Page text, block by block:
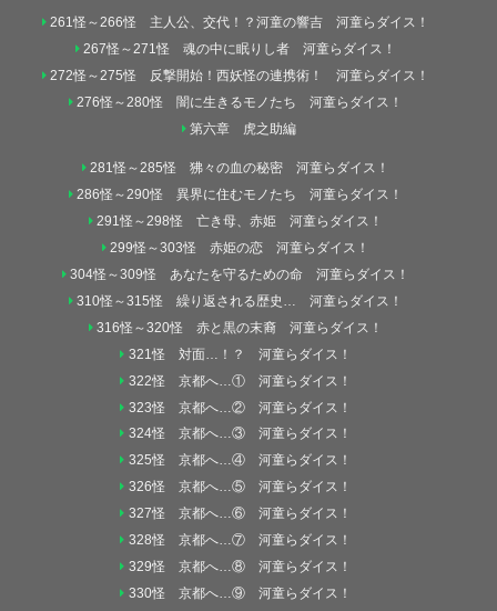
261怪～266怪 主人公、交代！？河童の響吉 河童らダイス！
267怪～271怪 魂の中に眠りし者 河童らダイス！
272怪～275怪 反撃開始！西妖怪の連携術！ 河童らダイス！
276怪～280怪 闇に生きるモノたち 河童らダイス！
第六章 虎之助編
281怪～285怪 狒々の血の秘密 河童らダイス！
286怪～290怪 異界に住むモノたち 河童らダイス！
291怪～298怪 亡き母、赤姫 河童らダイス！
299怪～303怪 赤姫の恋 河童らダイス！
304怪～309怪 あなたを守るための命 河童らダイス！
310怪～315怪 繰り返される歴史… 河童らダイス！
316怪～320怪 赤と黒の末裔 河童らダイス！
321怪 対面…！？ 河童らダイス！
322怪 京都へ…① 河童らダイス！
323怪 京都へ…② 河童らダイス！
324怪 京都へ…③ 河童らダイス！
325怪 京都へ…④ 河童らダイス！
326怪 京都へ…⑤ 河童らダイス！
327怪 京都へ…⑥ 河童らダイス！
328怪 京都へ…⑦ 河童らダイス！
329怪 京都へ…⑧ 河童らダイス！
330怪 京都へ…⑨ 河童らダイス！